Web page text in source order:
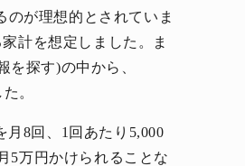
のが理想的とされていま
計を想定しました。ま
を探す)の中から、
。
月8回、1回あたり5,000
5万円かけられることな